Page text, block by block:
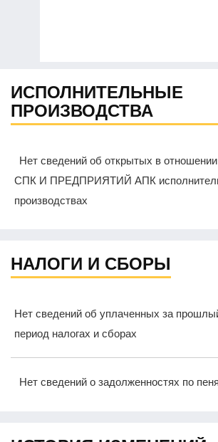
ИСПОЛНИТЕЛЬНЫЕ
ПРОИЗВОДСТВА
Нет сведений об открытых в
СПК И ПРЕДПРИЯТИЙ АПК
производствах
НАЛОГИ И СБОРЫ
Нет сведений об уплаченных за
период налогах и сборах
Нет сведений о задолженностях по